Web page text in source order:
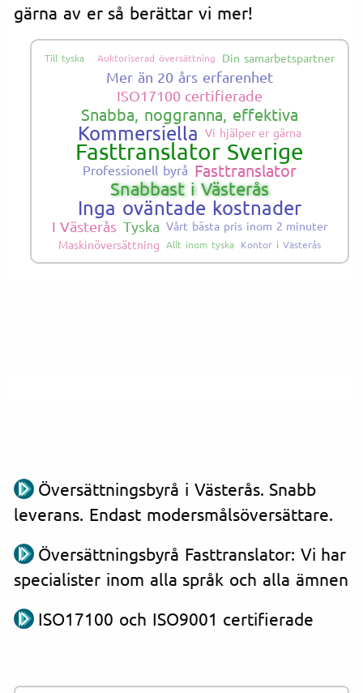
gärna av er så berättar vi mer!
Till tyska Auktoriserad översättning Din samarbetspartner
Mer än 20 års erfarenhet
ISO17100 certifierade
Snabba, noggranna, effektiva
Kommersiella Vi hjälper er gärna
Fasttranslator Sverige
Professionell byrå Fasttranslator
Snabbast i Västerås
Inga oväntade kostnader
I Västerås Tyska Vårt bästa pris inom 2 minuter
Maskinöversättning Allt inom tyska Kontor i Västerås
Översättningsbyrå i Västerås. Snabb
leverans. Endast modersmålsöversättare.
Översättningsbyrå Fasttranslator: Vi har
specialister inom alla språk och alla ämnen
ISO17100 och ISO9001 certifierade